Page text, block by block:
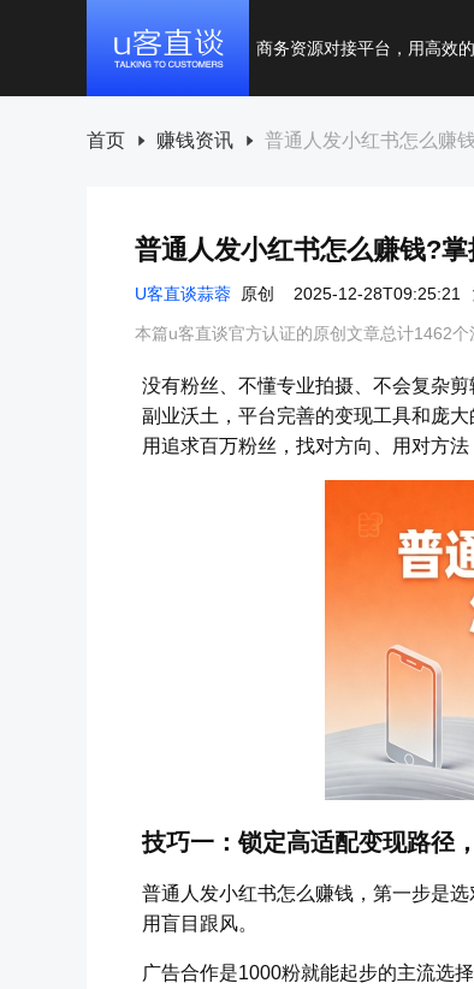
商务资源对接平台，用高效的
首页 赚钱资讯 普通人发小红书怎么赚
普通人发小红书怎么赚钱?
U客直谈蒜蓉 原创 2025-12-28T09:25:21
本篇u客直谈官方认证的原创文章总计1462个
没有粉丝、不懂专业拍摄、不会复杂
副业沃土，平台完善的变现工具和庞
用追求百万粉丝，找对方向、用对方法
技巧一：锁定高适配变现路径
普通人发小红书怎么赚钱，第一步是
用盲目跟风。
广告合作是1000粉就能起步的主流选